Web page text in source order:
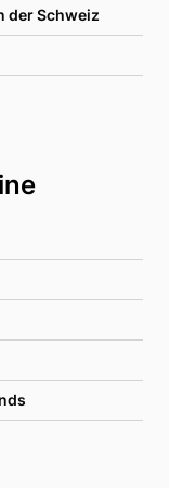
der Schweiz